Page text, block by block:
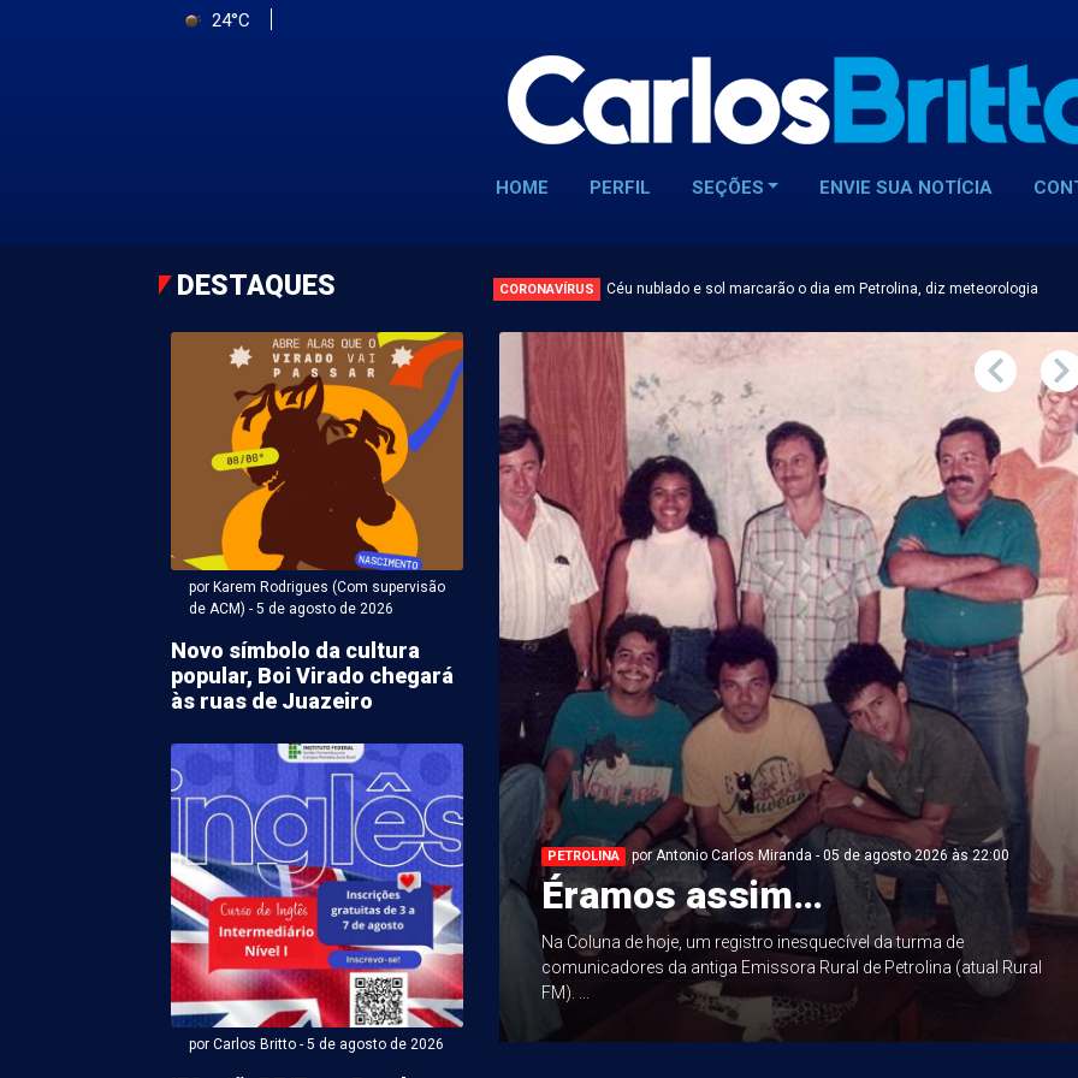
24°C
HOME PERFIL SEÇÕES ENVIE SUA NOTÍCIA
DESTAQUES CORONAVÍRUS Céu nublado e sol marcarão o dia em Petrolina, diz meteorologia
por Karem Rodrigues (Com supervisão
de ACM) - 5 de agosto de 2026
Novo símbolo da cultura
popular, Boi Virado chegará
às ruas de Juazeiro
por Carlos Britto - 5 de agosto de 2026
por sucatas
em bairros
da matéria sobre o acúmulo de sucatas nos
e Alto da Aliança, em Juazeiro (BA), ...
PETROLINA por Antonio Carlos Miranda - 05 de agosto 2026 às 22:00
Éramos assim…
Na Coluna de hoje, um registro inesquecível da turma de
comunicadores da antiga Emissora Rural de Petrolina (atual Rural
FM). ...